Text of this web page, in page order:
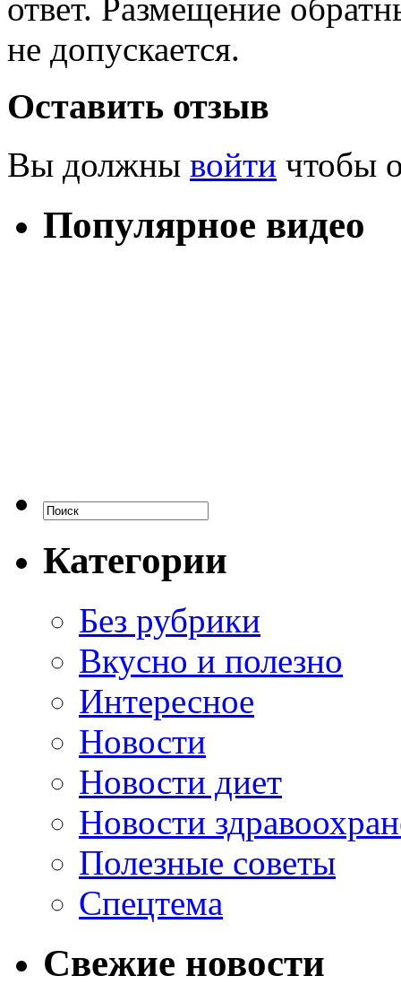
ответ. Размещение
не допускается.
Оставить отзыв
Вы должны войти чтобы
Популярное видео
Категории
Без рубрики
Вкусно и полезно
Интересное
Новости
Новости диет
Новости
Полезные советы
Спецтема
Свежие новости